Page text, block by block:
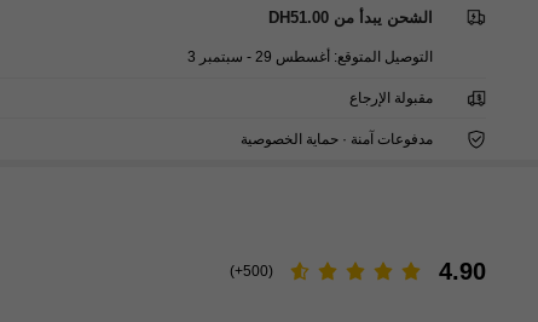
الشحن يبدأ من DH51.00
التوصيل المتوقع: أغسطس 29 - سبتمبر 3
مقبولة الإرجاع
مدفوعات آمنة · حماية الخصوصية
4.90
(500+)